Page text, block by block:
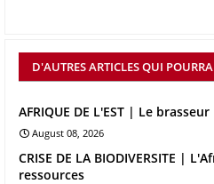
D'AUTRES ARTICLES QUI
AFRIQUE DE L'EST | Le
August 08, 2026
CRISE DE LA BIODIVERSITE |
ressources